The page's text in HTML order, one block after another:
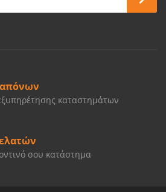
καταστημάτων
σου κατάστημα